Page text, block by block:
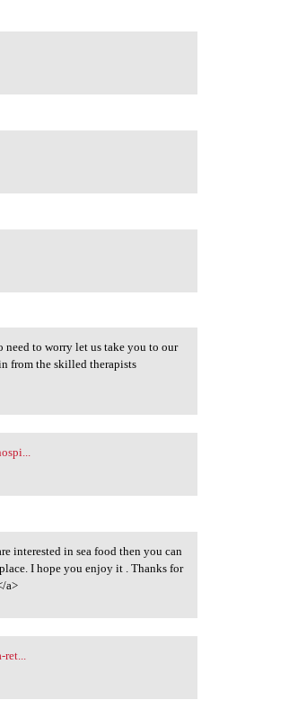
need to worry let us take you to our
from the skilled therapists
interested in sea food then you can
I hope you enjoy it . Thanks for
a>
ret...